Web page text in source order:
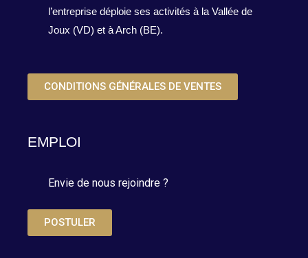
l’entreprise déploie ses activités à la Vallée de
Joux (VD) et à Arch (BE).
CONDITIONS GÉNÉRALES DE VENTES
EMPLOI
Envie de nous rejoindre ?
POSTULER